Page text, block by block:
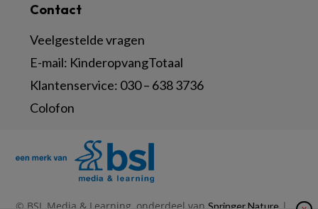
Contact
Veelgestelde vragen
E-mail: KinderopvangTotaal
Klantenservice: 030 – 638 3736
Colofon
© BSL Media & Learning, onderdeel van Springer Nature |